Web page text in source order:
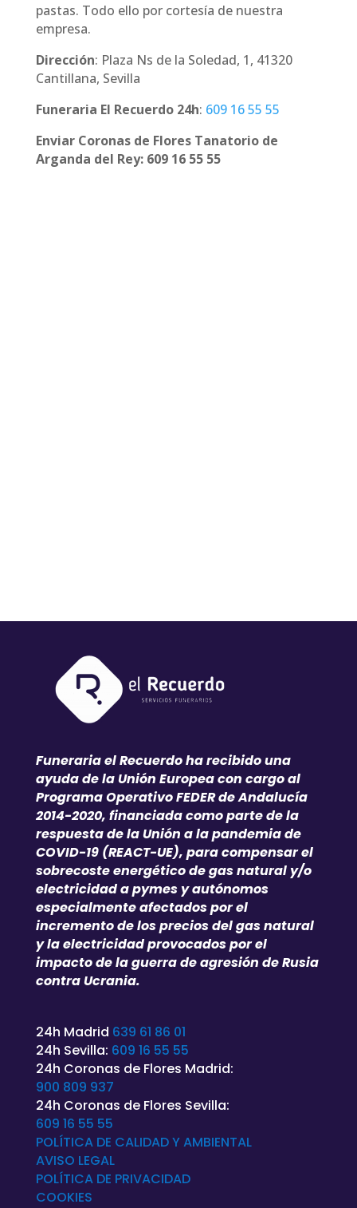
pastas. Todo ello por cortesía de nuestra
empresa.
Dirección: Plaza Ns de la Soledad, 1, 41320
Cantillana, Sevilla
Funeraria El Recuerdo 24h: 609 16 55 55
Enviar Coronas de Flores Tanatorio de
Arganda del Rey: 609 16 55 55
Funeraria el Recuerdo ha recibido una
ayuda de la Unión Europea con cargo al
Programa Operativo FEDER de Andalucía
2014-2020, financiada como parte de la
respuesta de la Unión a la pandemia de
COVID-19 (REACT-UE), para compensar el
sobrecoste energético de gas natural y/o
electricidad a pymes y autónomos
especialmente afectados por el
incremento de los precios del gas natural
y la electricidad provocados por el
impacto de la guerra de agresión de Rusia
contra Ucrania.
24h Madrid 639 61 86 01
24h Sevilla: 609 16 55 55
24h Coronas de Flores Madrid:
900 809 937
24h Coronas de Flores Sevilla:
609 16 55 55
POLÍTICA DE CALIDAD Y AMBIENTAL
AVISO LEGAL
POLÍTICA DE PRIVACIDAD
COOKIES